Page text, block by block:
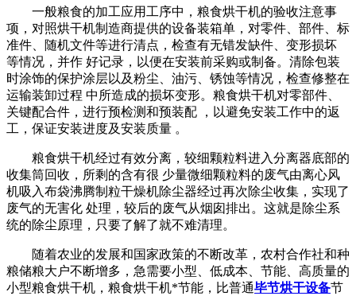
一般粮食的加工应用工序中，粮食烘干机的验收注意事
项，对照烘干机制造商提供的设备装箱单，对零件、部件、标
准件、随机文件等进行清点，检查有无错发缺件、变形损坏
等情况，并作 好记录，以便在安装前采购或制备。清除包装
时涂饰的保护涂层以及粉尘、油污、锈蚀等情况，检查修整在
运输装卸过程 中所造成的损坏变形。粮食烘干机对零部件、
关键配合件，进行预检测和预装配 ，以避免安装工作中的返
工，保证安装进度及安装质量 。
粮食烘干机经过有效分离，较细颗粒料进入分离器底部的
收集筒回收，所剩的含有很 少量微细颗粒料的废气由离心风
机吸入布袋沸腾制粒干燥机除尘器经过再次除尘收集，实现了
废气的无害化 处理，较后的废气从烟囱排出。这就是除尘系
统的除尘原理，只要了解了就不难清理。
随着农业的发展和国家政策的不断改革，农村合作社和种
粮储粮大户不断增多，急需要小型、低成本、节能、高质量的
小型粮食烘干机，粮食烘干机*节能，比普通毕节烘干设备节